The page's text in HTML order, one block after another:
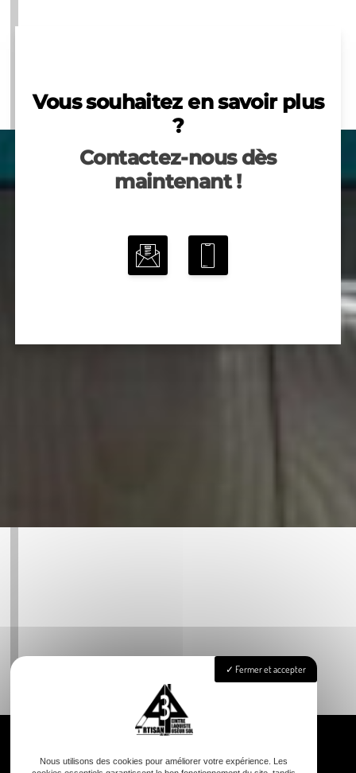
Vous souhaitez en savoir plus
?
Contactez-nous dès
maintenant !
Fermer et accepter
Nous utilisons des cookies pour améliorer votre expérience. Les